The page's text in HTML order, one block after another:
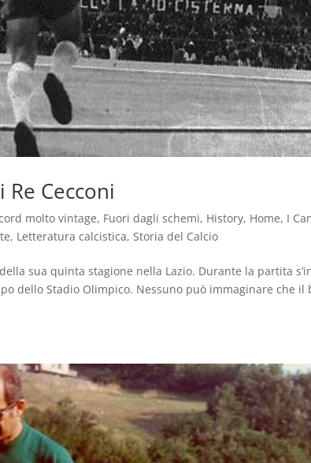
Re Cecconi
molto vintage, Fuori dagli schemi, History, Home, I
, Letteratura calcistica, Storia del Calcio
della sua quinta stagione nella Lazio. Durante la partita
dello Stadio Olimpico. Nessuno può immaginare che il